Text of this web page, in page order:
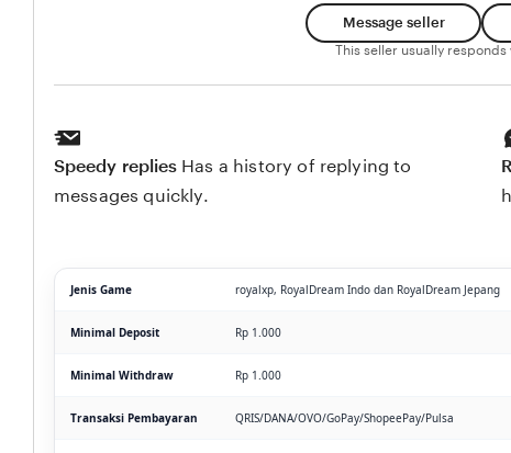
Message seller
This seller usually responds
Speedy replies Has a history of replying to
messages quickly.
Jenis Game royalxp, RoyalDream Indo dan RoyalDream Jepang
Minimal Deposit Rp 1.000
Minimal Withdraw Rp 1.000
Transaksi Pembayaran QRIS/DANA/OVO/GoPay/ShopeePay/Pulsa